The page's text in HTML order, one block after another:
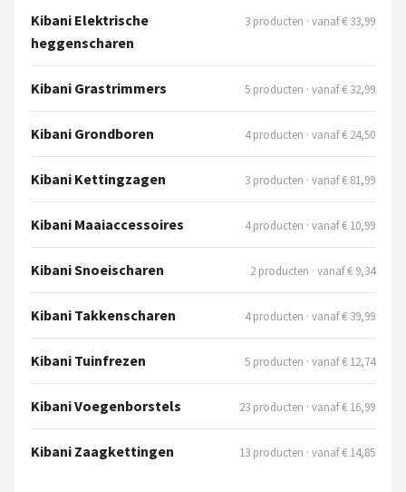
Alle merken →
Kibani Elektrische
heggenscharen
3 producten · vanaf € 33,99
Kibani Grastrimmers 5 producten · vanaf € 32,99
Kibani Grondboren 4 producten · vanaf € 24,50
Kibani Kettingzagen 3 producten · vanaf € 81,99
Kibani Maaiaccessoires 4 producten · vanaf € 10,99
Kibani Snoeischaren 2 producten · vanaf € 9,34
Kibani Takkenscharen 4 producten · vanaf € 39,99
Kibani Tuinfrezen 5 producten · vanaf € 12,74
Kibani Voegenborstels 23 producten · vanaf € 16,99
Kibani Zaagkettingen 13 producten · vanaf € 14,85